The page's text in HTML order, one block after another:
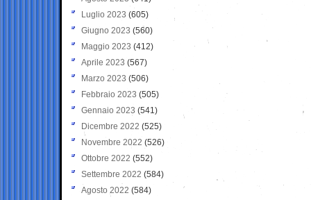
Luglio 2023 (605)
Giugno 2023 (560)
Maggio 2023 (412)
Aprile 2023 (567)
Marzo 2023 (506)
Febbraio 2023 (505)
Gennaio 2023 (541)
Dicembre 2022 (525)
Novembre 2022 (526)
Ottobre 2022 (552)
Settembre 2022 (584)
Agosto 2022 (584)